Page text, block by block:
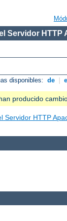
Servidor HTTP
disponibles: de
producido
Servidor HTTP